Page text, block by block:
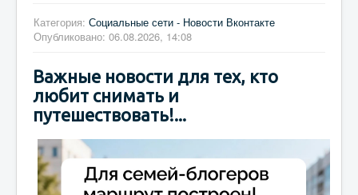
Категория: Социальные сети - Новости Вконтакте
Опубликовано: 06.08.2026, 14:08
Важные новости для тех, кто
любит снимать и
путешествовать!...